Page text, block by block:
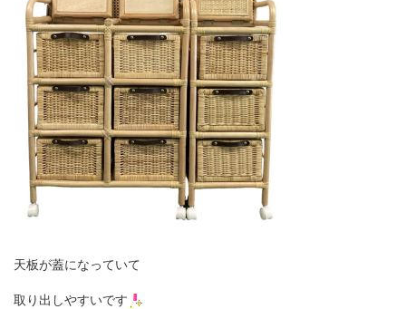
天板が蓋になっていて
取り出しやすいです